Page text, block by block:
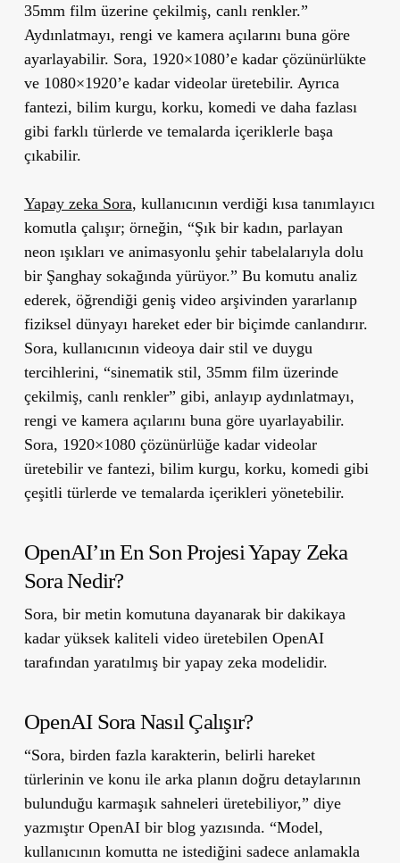
35mm film üzerine çekilmiş, canlı renkler.”
Aydınlatmayı, rengi ve kamera açılarını buna göre
ayarlayabilir. Sora, 1920×1080’e kadar çözünürlükte
ve 1080×1920’e kadar videolar üretebilir. Ayrıca
fantezi, bilim kurgu, korku, komedi ve daha fazlası
gibi farklı türlerde ve temalarda içeriklerle başa
çıkabilir.
Yapay zeka Sora, kullanıcının verdiği kısa tanımlayıcı
komutla çalışır; örneğin, “Şık bir kadın, parlayan
neon ışıkları ve animasyonlu şehir tabelalarıyla dolu
bir Şanghay sokağında yürüyor.” Bu komutu analiz
ederek, öğrendiği geniş video arşivinden yararlanıp
fiziksel dünyayı hareket eder bir biçimde canlandırır.
Sora, kullanıcının videoya dair stil ve duygu
tercihlerini, “sinematik stil, 35mm film üzerinde
çekilmiş, canlı renkler” gibi, anlayıp aydınlatmayı,
rengi ve kamera açılarını buna göre uyarlayabilir.
Sora, 1920×1080 çözünürlüğe kadar videolar
üretebilir ve fantezi, bilim kurgu, korku, komedi gibi
çeşitli türlerde ve temalarda içerikleri yönetebilir.
OpenAI’ın En Son Projesi Yapay Zeka
Sora Nedir?
Sora, bir metin komutuna dayanarak bir dakikaya
kadar yüksek kaliteli video üretebilen OpenAI
tarafından yaratılmış bir yapay zeka modelidir.
OpenAI Sora Nasıl Çalışır?
“Sora, birden fazla karakterin, belirli hareket
türlerinin ve konu ile arka planın doğru detaylarının
bulunduğu karmaşık sahneleri üretebiliyor,” diye
yazmıştır OpenAI bir blog yazısında. “Model,
kullanıcının komutta ne istediğini sadece anlamakla